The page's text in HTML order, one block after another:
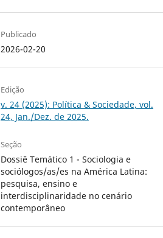
Publicado
2026-02-20
Edição
v. 24 (2025): Política & Sociedade, vol.
24, Jan./Dez. de 2025.
Seção
Dossiê Temático 1 - Sociologia e
sociólogos/as/es na América Latina:
pesquisa, ensino e
interdisciplinaridade no cenário
contemporâneo